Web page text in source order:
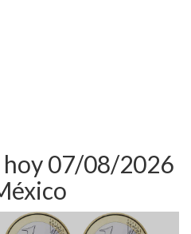
hoy 07/08/2026